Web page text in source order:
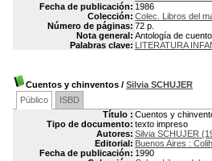
Fecha de publicación: 1986
Colección: Colec. Libros del
Número de páginas: 72 p.
Nota general: Antología de
Palabras clave: LITERATURA
Cuentos y chinventos / Silvia SCHUJER
Público
ISBD
Título : Cuentos y
Tipo de documento: texto impreso
Autores: Silvia SCHUJER
Editorial: Buenos Aires :
Fecha de publicación: 1990